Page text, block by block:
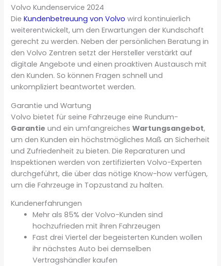
Volvo Kundenservice 2024
DieKundenbetreuung von Volvo wird kontinuierlich
weiterentwickelt, um den Erwartungen der Kundschaft
gerecht zu werden. Neben der persönlichen Beratung in
den Volvo Zentren setzt der Hersteller verstärkt auf
digitale Angebote und einen proaktiven Austausch mit
den Kunden. So können Fragen schnell und
unkompliziert beantwortet werden.
Garantie und Wartung
Volvo bietet für seine Fahrzeuge eine Rundum-
Garantie und ein umfangreichesWartungsangebot,
um den Kunden ein höchstmögliches Maß an Sicherheit
und Zufriedenheit zu bieten. Die Reparaturen und
Inspektionen werden von zertifizierten Volvo-Experten
durchgeführt, die über das nötige Know-how verfügen,
um die Fahrzeuge in Topzustand zu halten.
Kundenerfahrungen
Mehr als 85% der Volvo-Kunden sind
hochzufrieden mit ihren Fahrzeugen
Fast drei Viertel der begeisterten Kunden wollen
ihr nächstes Auto bei demselben
Vertragshändler kaufen